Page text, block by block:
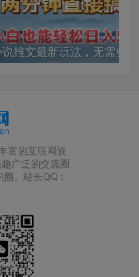
富的互联网资
广泛的交流圈
。站长QQ：